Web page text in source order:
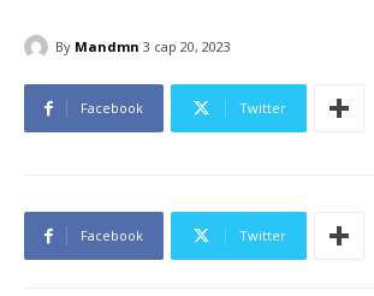
By Mandmn 3 сар 20, 2023
Facebook Twitter
Facebook Twitter